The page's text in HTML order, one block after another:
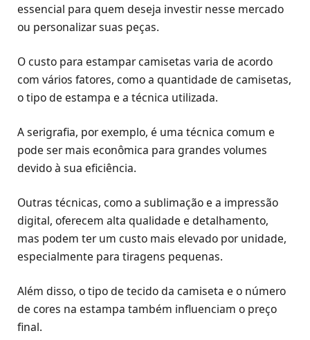
essencial para quem deseja investir nesse mercado
ou personalizar suas peças.
O custo para estampar camisetas varia de acordo
com vários fatores, como a quantidade de camisetas,
o tipo de estampa e a técnica utilizada.
A serigrafia, por exemplo, é uma técnica comum e
pode ser mais econômica para grandes volumes
devido à sua eficiência.
Outras técnicas, como a sublimação e a impressão
digital, oferecem alta qualidade e detalhamento,
mas podem ter um custo mais elevado por unidade,
especialmente para tiragens pequenas.
Além disso, o tipo de tecido da camiseta e o número
de cores na estampa também influenciam o preço
final.